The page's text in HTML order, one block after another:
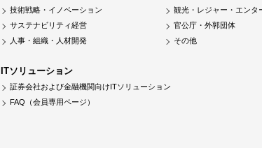
技術戦略・イノベーション
サステナビリティ経営
人事・組織・人材開発
観光・レジャー・エンタ
官公庁・外郭団体
その他
ITソリューション
証券会社および金融機関向けITソリューション
FAQ（会員専用ページ）